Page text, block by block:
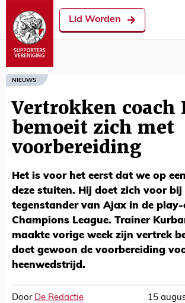
Lid Worden
NIEUWS
Vertrokken coach
bemoeit zich met
voorbereiding
Het is voor het eerst dat we op
deze stuiten. Hij doet zich voor bij
tegenstander van Ajax in de
Champions League. Trainer
maakte vorige week zijn vertrek
doet gewoon de voorbereiding
heenwedstrijd.
Door De Redactie 15